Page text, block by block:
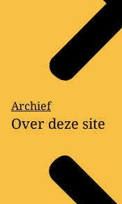
Archief
Over deze site